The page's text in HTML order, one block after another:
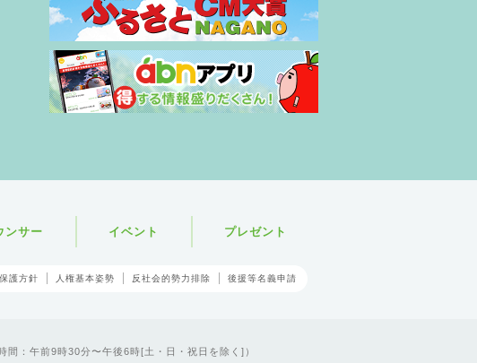
ンサー イベント プレゼント
護方針 人権基本姿勢 反社会的勢力排除 後援等名義申請
：午前9時30分〜午後6時[土・日・祝日を除く]）